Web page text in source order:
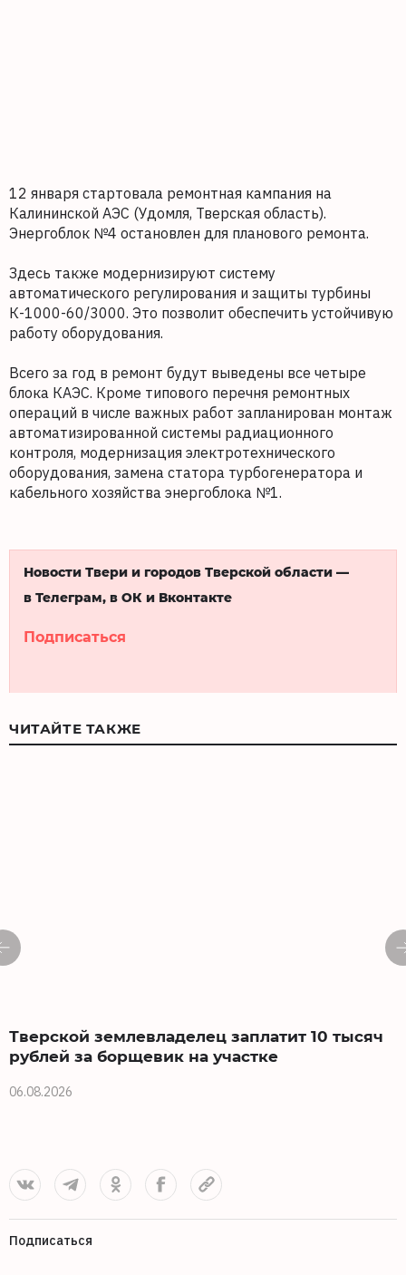
12 января стартовала ремонтная кампания на
Калининской АЭС (Удомля, Тверская область).
Энергоблок №4 остановлен для планового ремонта.
Здесь также модернизируют систему
автоматического регулирования и защиты турбины
К-1000-60/3000. Это позволит обеспечить устойчивую
работу оборудования.
Всего за год в ремонт будут выведены все четыре
блока КАЭС. Кроме типового перечня ремонтных
операций в числе важных работ запланирован монтаж
автоматизированной системы радиационного
контроля, модернизация электротехнического
оборудования, замена статора турбогенератора и
кабельного хозяйства энергоблока №1.
Новости Твери и городов Тверской области —
в Телеграм, в ОК и Вконтакте
Подписаться
ЧИТАЙТЕ ТАКЖЕ
Тверской землевладелец заплатит 10 тысяч
рублей за борщевик на участке
06.08.2026
Подписаться